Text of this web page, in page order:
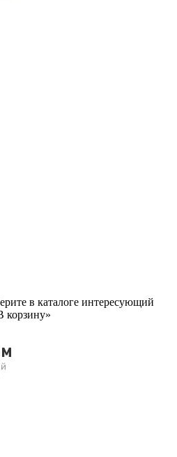
в каталоге интересующий
корзину»